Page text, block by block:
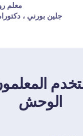
معلم
جلين بورني ،
الوحش